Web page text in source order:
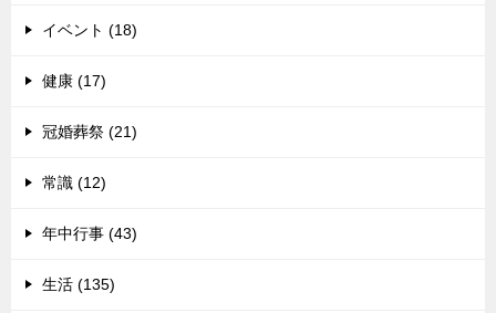
イベント (18)
健康 (17)
冠婚葬祭 (21)
常識 (12)
年中行事 (43)
生活 (135)